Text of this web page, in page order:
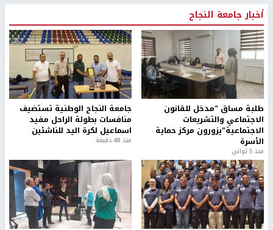
أخبار جامعة النجاح
طلبة مساق "مدخل للقانون
الاجتماعي والتشريعات
الاجتماعية"يزورون مركز حماية
الأسرة
منذ 5 ثواني
جامعة النجاح الوطنية تستضيف
منافسات بطولة الراحل مفيد
اسماعيل لكرة اليد للناشئين
منذ 48 دقيقة